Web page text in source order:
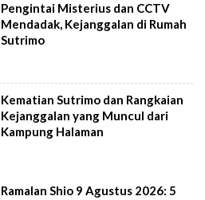
Pengintai Misterius dan CCTV
Mendadak, Kejanggalan di Rumah
Sutrimo
Kematian Sutrimo dan Rangkaian
Kejanggalan yang Muncul dari
Kampung Halaman
Ramalan Shio 9 Agustus 2026: 5